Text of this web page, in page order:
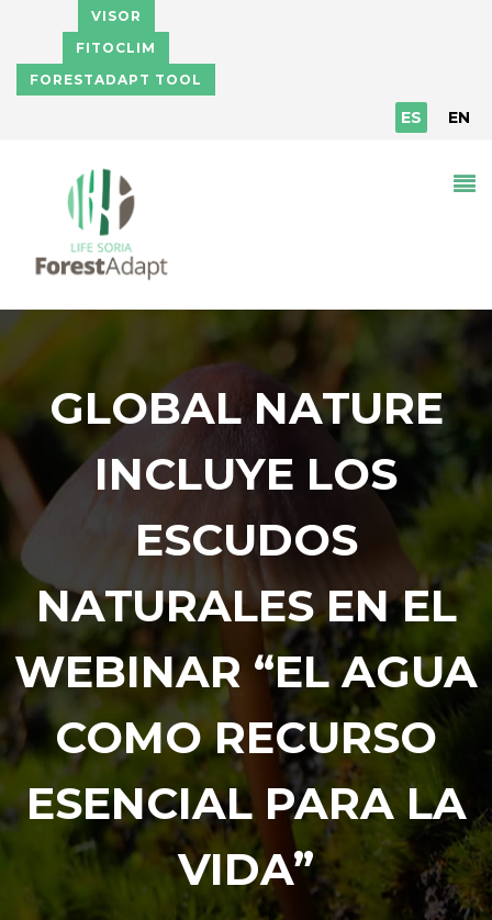
Pasar al contenido principal
VISOR
FITOCLIM
FORESTADAPT TOOL
ES EN
GLOBAL NATURE
INCLUYE LOS
ESCUDOS
NATURALES EN EL
WEBINAR “EL AGUA
COMO RECURSO
ESENCIAL PARA LA
VIDA”